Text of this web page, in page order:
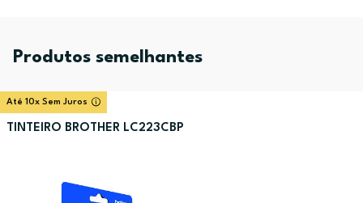
Produtos semelhantes
Até 10x Sem Juros
TINTEIRO BROTHER LC223CBP